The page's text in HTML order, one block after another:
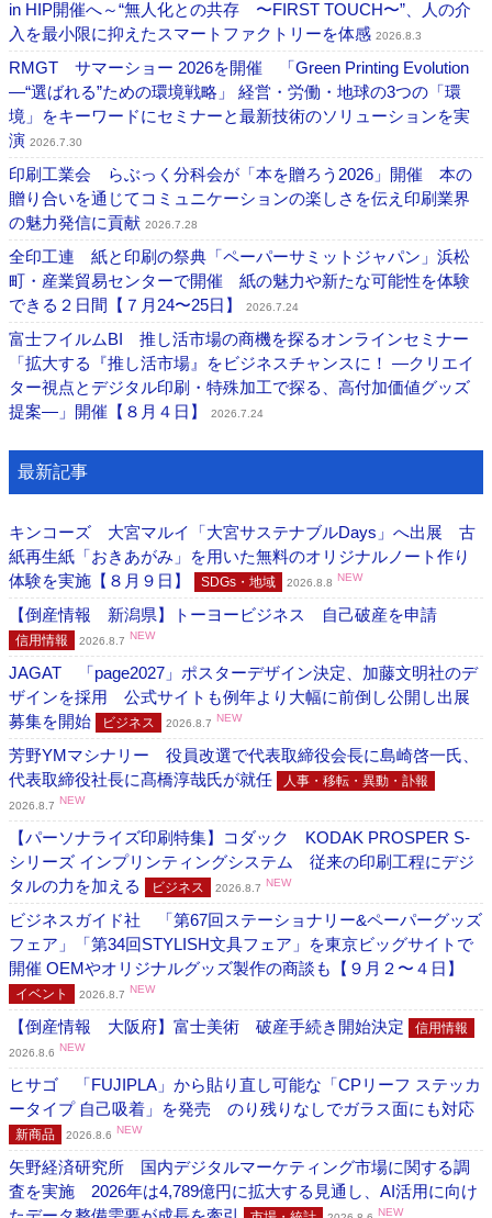
in HIP開催へ～“無人化との共存 〜FIRST TOUCH〜”、人の介
入を最小限に抑えたスマートファクトリーを体感 2026.8.3
RMGT サマーショー 2026を開催 「Green Printing Evolution
―“選ばれる”ための環境戦略」 経営・労働・地球の3つの「環
境」をキーワードにセミナーと最新技術のソリューションを実
演 2026.7.30
印刷工業会 らぶっく分科会が「本を贈ろう2026」開催 本の
贈り合いを通じてコミュニケーションの楽しさを伝え印刷業界
の魅力発信に貢献 2026.7.28
全印工連 紙と印刷の祭典「ペーパーサミットジャパン」浜松
町・産業貿易センターで開催 紙の魅力や新たな可能性を体験
できる２日間【７月24〜25日】
2026.7.24
富士フイルムBI 推し活市場の商機を探るオンラインセミナー
「拡大する『推し活市場』をビジネスチャンスに！ ―クリエイ
ター視点とデジタル印刷・特殊加工で探る、高付加価値グッズ
提案―」開催【８月４日】
2026.7.24
最新記事
キンコーズ 大宮マルイ「大宮サステナブルDays」へ出展 古
紙再生紙「おきあがみ」を用いた無料のオリジナルノート作り
体験を実施【８月９日】
SDGs・地域 2026.8.8 NEW
【倒産情報 新潟県】トーヨービジネス 自己破産を申請
信用情報 2026.8.7 NEW
JAGAT 「page2027」ポスターデザイン決定、加藤文明社のデ
ザインを採用 公式サイトも例年より大幅に前倒し公開し出展
募集を開始
ビジネス 2026.8.7 NEW
芳野YMマシナリー 役員改選で代表取締役会長に島崎啓一氏、
代表取締役社長に髙橋淳哉氏が就任
人事・移転・異動・訃報
2026.8.7 NEW
【パーソナライズ印刷特集】コダック KODAK PROSPER S-
シリーズ インプリンティングシステム 従来の印刷工程にデジ
タルの力を加える
ビジネス 2026.8.7 NEW
ビジネスガイド社 「第67回ステーショナリー&ペーパーグッズ
フェア」「第34回STYLISH文具フェア」を東京ビッグサイトで
開催 OEMやオリジナルグッズ製作の商談も【９月２〜４日】
イベント 2026.8.7 NEW
【倒産情報 大阪府】富士美術 破産手続き開始決定 信用情報
2026.8.6 NEW
ヒサゴ 「FUJIPLA」から貼り直し可能な「CPリーフ ステッカ
ータイプ 自己吸着」を発売 のり残りなしでガラス面にも対応
新商品 2026.8.6 NEW
矢野経済研究所 国内デジタルマーケティング市場に関する調
査を実施 2026年は4,789億円に拡大する見通し、AI活用に向け
NEW